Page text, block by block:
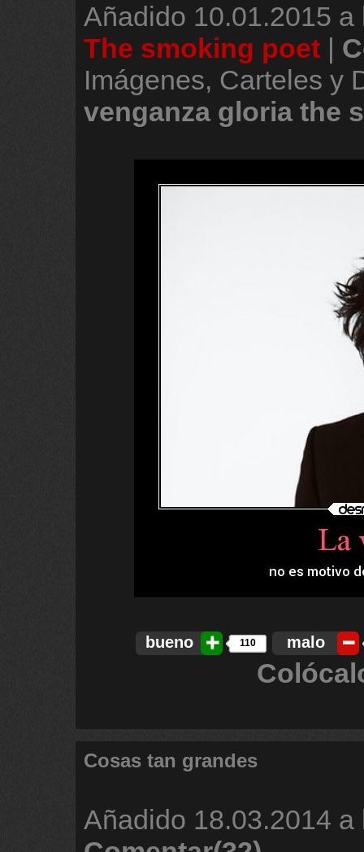
Añadido 10.01.2015 a
The smoking poet |
Imágenes, Carteles y
venganza gloria the
bueno 110 malo
Cosas tan grandes
Añadido 18.03.2014 a